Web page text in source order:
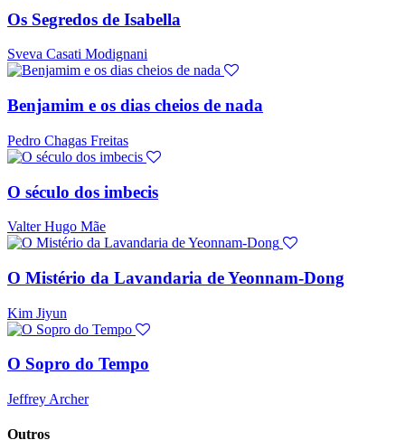
Os Segredos de Isabella
Sveva Casati Modignani
Benjamim e os dias cheios de nada
Pedro Chagas Freitas
O século dos imbecis
Valter Hugo Mãe
O Mistério da Lavandaria de Yeonnam-Dong
Kim Jiyun
O Sopro do Tempo
Jeffrey Archer
Outros